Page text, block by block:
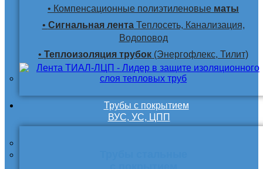
• Компенсационные полиэтиленовые маты
• Сигнальная лентаТеплосеть, Канализация,
Водоповод
• Теплоизоляция трубок (Энергофлекс, Тилит)
Трубы с покрытием
ВУС, УС, ЦПП